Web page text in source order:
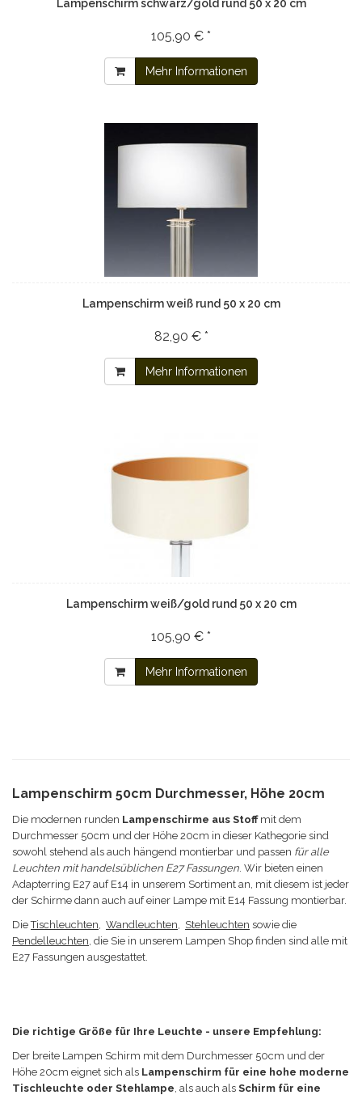
Lampenschirm schwarz/gold rund 50 x 20 cm
105,90 € *
Mehr Informationen
Lampenschirm weiß rund 50 x 20 cm
82,90 € *
Mehr Informationen
Lampenschirm weiß/gold rund 50 x 20 cm
105,90 € *
Mehr Informationen
Lampenschirm 50cm Durchmesser, Höhe 20cm
Die modernen runden Lampenschirme aus Stoffmit dem
Durchmesser 50cm und der Höhe 20cm in dieser Kathegorie sind
sowohl stehend als auch hängend montierbar und passen für alle
Leuchten mit handelsüblichen E27 Fassungen. Wir bieten einen
Adapterring E27 auf E14 in unserem Sortiment an, mit diesem ist jeder
der Schirme dann auch auf einer Lampe mit E14 Fassung montierbar.
DieTischleuchten, Wandleuchten, Stehleuchten sowie die
Pendelleuchten, die Sie in unserem Lampen Shop finden sind alle mit
E27 Fassungen ausgestattet.
Die richtige Größe für Ihre Leuchte - unsere Empfehlung:
Der breite Lampen Schirm mit dem Durchmesser 50cm und der
Höhe 20cm eignet sich als Lampenschirm für eine hohe moderne
Tischleuchte oder Stehlampe, als auch als Schirm für eine